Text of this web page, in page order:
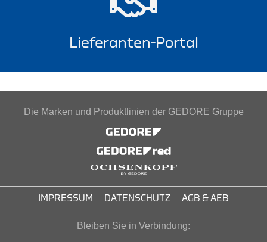
Lieferanten-Portal
Die Marken und Produktlinien der GEDORE Gruppe
IMPRESSUM DATENSCHUTZ AGB & AEB
Bleiben Sie in Verbindung: